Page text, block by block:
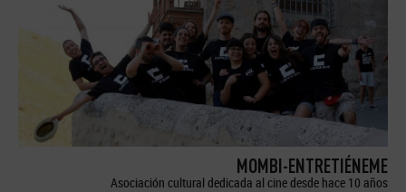
MOMBI-ENTRETIÉNEME
Asociación cultural dedicada al cine desde hace 10 años